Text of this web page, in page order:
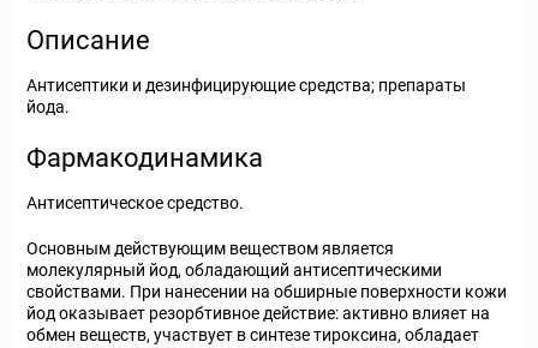
Описание
Антисептики и дезинфицирующие средства; препараты
йода.
Фармакодинамика
Антисептическое средство.
Основным действующим веществом является
молекулярный йод, обладающий антисептическими
свойствами. При нанесении на обширные поверхности кожи
йод оказывает резорбтивное действие: активно влияет на
обмен веществ, участвует в синтезе тироксина, обладает